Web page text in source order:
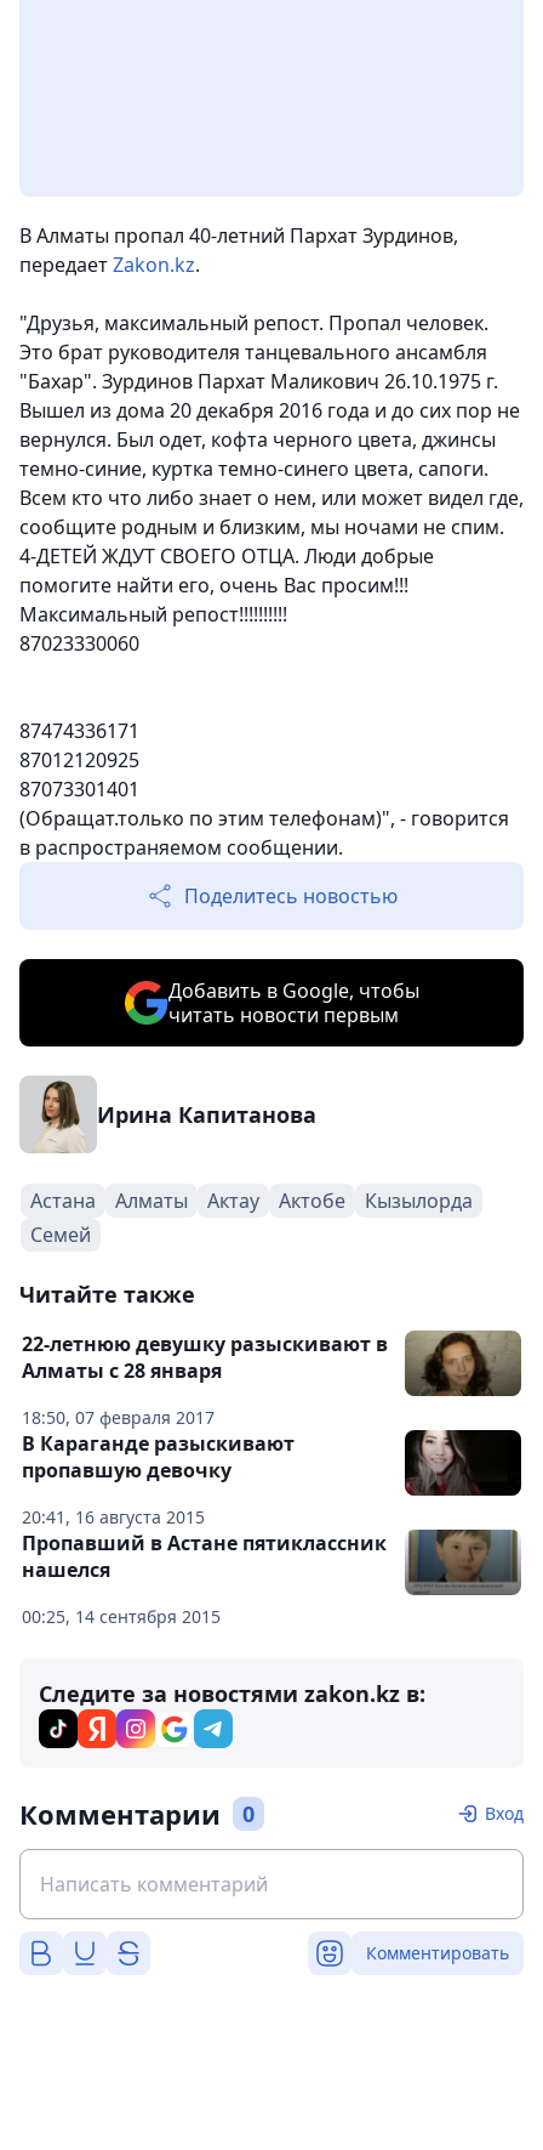
В Алматы пропал 40-летний Пархат Зурдинов,
передаетZakon.kz.
"Друзья, максимальный репост. Пропал человек.
Это брат руководителя танцевального ансамбля
"Бахар". Зурдинов Пархат Маликович 26.10.1975 г.
Вышел из дома 20 декабря 2016 года и до сих пор не
вернулся. Был одет, кофта черного цвета, джинсы
темно-синие, куртка темно-синего цвета, сапоги.
Всем кто что либо знает о нем, или может видел где,
сообщите родным и близким, мы ночами не спим.
4-ДЕТЕЙ ЖДУТ СВОЕГО ОТЦА. Люди добрые
помогите найти его, очень Вас просим!!!
Максимальный репост!!!!!!!!!!
87023330060
87474336171
87012120925
87073301401
(Обращат.только по этим телефонам)", - говорится
в распространяемом сообщении.
Поделитесь новостью
Добавить в Google, чтобы
читать новости первым
Ирина Капитанова
Астана Алматы Актау Актобе
Кызылорда
Семей
Читайте также
18:50, 07 февраля 2017
22-летнюю девушку разыскивают в
Алматы с 28 января
20:41, 16 августа 2015
В Караганде разыскивают
пропавшую девочку
00:25, 14 сентября 2015
Пропавший в Астане пятиклассник
нашелся
Следите за новостями zakon.kz в:
Комментарии 0 Вход
Комментировать